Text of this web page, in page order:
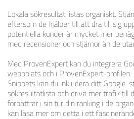
Lokala sökresultat listas organiskt.
eftersom de hjälper till att dra till sig
potentiella kunder är mycket mer
med recensioner och stjärnor än de
Med ProvenExpert kan du integrera
webbplats och i ProvenExpert-
Snippets kan du inkludera ditt Google-
sökresultatlista och driva mer trafik till
förbättrar i sin tur din ranking i de
kan läsa mer om detta i ett